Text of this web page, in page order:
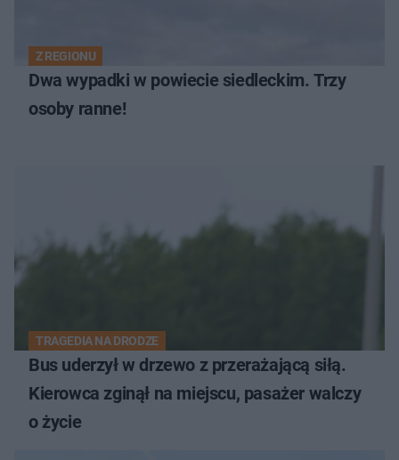
Z REGIONU
Dwa wypadki w powiecie siedleckim. Trzy
osoby ranne!
TRAGEDIA NA DRODZE
Bus uderzył w drzewo z przerażającą siłą.
Kierowca zginął na miejscu, pasażer walczy
o życie